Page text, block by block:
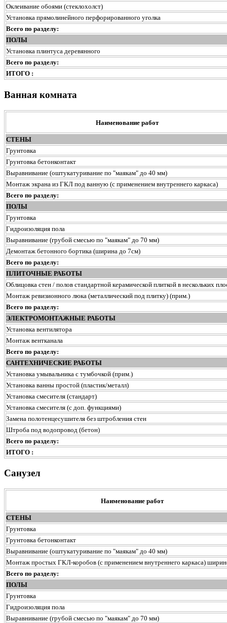
Оклеивание обоями (стеклохолст)
Установка прямолинейного перфорированного уголка
Всего по разделу:
ПОЛЫ
Установка плинтуса деревянного
Всего по разделу:
ИТОГО :
Ванная комната
Наименование работ
СТЕНЫ
Грунтовка
Грунтовка бетонконтакт
Выравнивание (оштукатуривание по "маякам" до 40 мм)
Монтаж экрана из ГКЛ под ванную (с применением внутреннего каркаса)
Всего по разделу:
ПОЛЫ
Грунтовка
Гидроизоляция пола
Выравнивание (грубой смесью по "маякам" до 70 мм)
Демонтаж бетонного бортика (ширина до 7см)
Всего по разделу:
ПЛИТОЧНЫЕ РАБОТЫ
Облицовка стен / полов стандартной керамической плиткой в нескольких
Монтаж ревизионного люка (металлический под плитку) (прим.)
Всего по разделу:
ЭЛЕКТРОМОНТАЖНЫЕ РАБОТЫ
Установка вентилятора
Монтаж вентканала
Всего по разделу:
САНТЕХНИЧЕСКИЕ РАБОТЫ
Установка умывальника с тумбочкой (прим.)
Установка ванны простой (пластик/металл)
Установка смесителя (стандарт)
Установка смесителя (с доп. функциями)
Замена полотенцесушителя без штробления стен
Штроба под водопровод (бетон)
Всего по разделу:
ИТОГО :
Санузел
Наименование работ
СТЕНЫ
Грунтовка
Грунтовка бетонконтакт
Выравнивание (оштукатуривание по "маякам" до 40 мм)
Монтаж простых ГКЛ-коробов (с применением внутреннего каркаса)
Всего по разделу:
ПОЛЫ
Грунтовка
Гидроизоляция пола
Выравнивание (грубой смесью по "маякам" до 70 мм)